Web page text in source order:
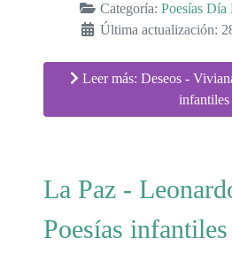
Categoría: Poesías Día
Última actualización:
Leer más: Deseos -
infantiles
La Paz -
Poesías infantiles